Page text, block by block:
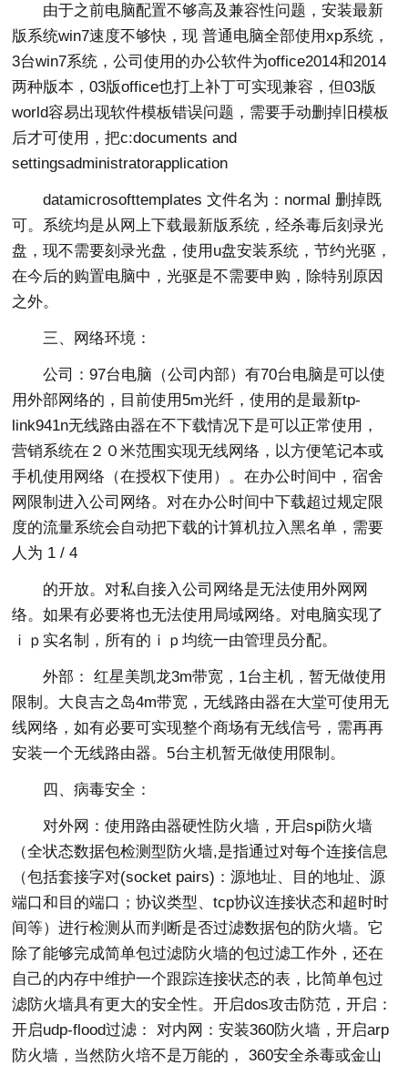
由于之前电脑配置不够高及兼容性问题，安装最新
版系统win7速度不够快，现 普通电脑全部使用xp系统，
3台win7系统，公司使用的办公软件为office2014和2014
两种版本，03版office也打上补丁可实现兼容，但03版
world容易出现软件模板错误问题，需要手动删掉旧模板
后才可使用，把c:documents and
settingsadministratorapplication
datamicrosofttemplates 文件名为：normal 删掉既
可。系统均是从网上下载最新版系统，经杀毒后刻录光
盘，现不需要刻录光盘，使用u盘安装系统，节约光驱，
在今后的购置电脑中，光驱是不需要申购，除特别原因
之外。
三、网络环境：
公司：97台电脑（公司内部）有70台电脑是可以使
用外部网络的，目前使用5m光纤，使用的是最新tp-
link941n无线路由器在不下载情况下是可以正常使用，
营销系统在２０米范围实现无线网络，以方便笔记本或
手机使用网络（在授权下使用）。在办公时间中，宿舍
网限制进入公司网络。对在办公时间中下载超过规定限
度的流量系统会自动把下载的计算机拉入黑名单，需要
人为 1 / 4
的开放。对私自接入公司网络是无法使用外网网
络。如果有必要将也无法使用局域网络。对电脑实现了
ｉｐ实名制，所有的ｉｐ均统一由管理员分配。
外部： 红星美凯龙3m带宽，1台主机，暂无做使用
限制。大良吉之岛4m带宽，无线路由器在大堂可使用无
线网络，如有必要可实现整个商场有无线信号，需再再
安装一个无线路由器。5台主机暂无做使用限制。
四、病毒安全：
对外网：使用路由器硬性防火墙，开启spi防火墙
（全状态数据包检测型防火墙,是指通过对每个连接信息
（包括套接字对(socket pairs)：源地址、目的地址、源
端口和目的端口；协议类型、tcp协议连接状态和超时时
间等）进行检测从而判断是否过滤数据包的防火墙。它
除了能够完成简单包过滤防火墙的包过滤工作外，还在
自己的内存中维护一个跟踪连接状态的表，比简单包过
滤防火墙具有更大的安全性。开启dos攻击防范，开启：
开启udp-flood过滤： 对内网：安装360防火墙，开启arp
防火墙，当然防火培不是万能的， 360安全杀毒或金山